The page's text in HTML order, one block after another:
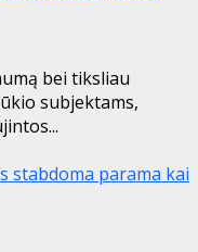
bei tiksliau
subjektams,
stabdoma parama kai